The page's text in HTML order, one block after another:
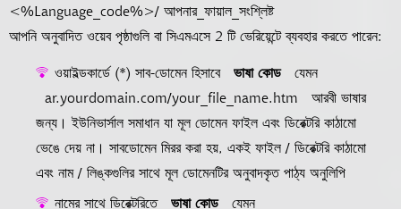
<%Language_code%>/ আপনার_ফায়াল_সংশ্লিষ্ট
আপনি অনুবাদিত ওয়েব পৃষ্ঠাগুলি বা সিএমএসে 2 টি ভেরিয়েন্টে ব্যবহার করতে পারেন:
ওয়াইল্ডকার্ডে (*) সাব-ডোমেন হিসাবে ভাষা কোড
যেমন
ar.yourdomain.com/your_file_name.htm
আরবী ভাষার
জন্য। ইউনিভার্সাল সমাধান যা মূল ডোমেন ফাইল এবং ডিরেক্টরি কাঠামো
ভেঙে দেয় না। সাবডোমেন মিরর করা হয়, একই ফাইল / ডিরেক্টরি কাঠামো
এবং নাম / লিঙ্কগুলির সাথে মূল ডোমেনটির অনুবাদকৃত পাঠ্য অনুলিপি
নামের সাথে ডিরেক্টরিতে
ভাষা কোড
যেমন